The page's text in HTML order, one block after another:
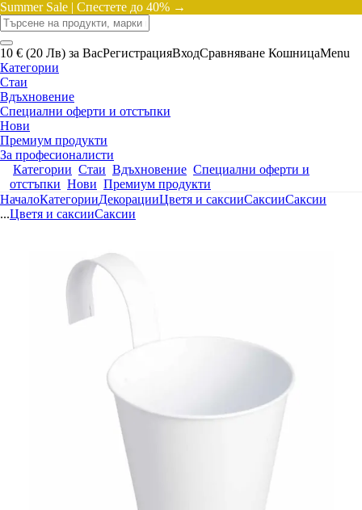
Summer Sale | Спестете до 40% →
10 € (20 Лв) за ВасРегистрацияВходСравняване КошницаMenu
Категории
Стаи
Вдъхновение
Специални оферти и отстъпки
Нови
Премиум продукти
За професионалисти
Категории Стаи Вдъхновение Специални оферти и
отстъпки Нови Премиум продукти
НачалоКатегорииДекорацииЦветя и саксииСаксииСаксии
...Цветя и саксииСаксии